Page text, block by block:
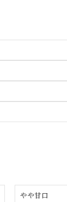
やや甘口